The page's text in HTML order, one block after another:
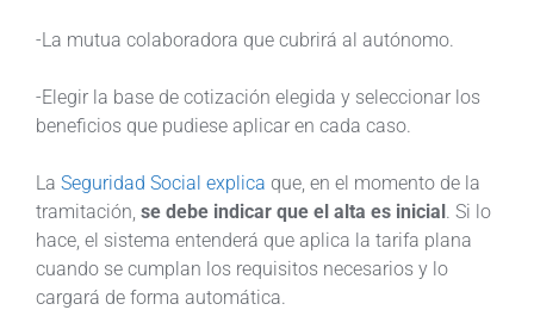
-La mutua colaboradora que cubrirá al autónomo.
-Elegir la base de cotización elegida y seleccionar los
beneficios que pudiese aplicar en cada caso.
La Seguridad Social explica que, en el momento de la
tramitación, se debe indicar que el alta es inicial. Si lo
hace, el sistema entenderá que aplica la tarifa plana
cuando se cumplan los requisitos necesarios y lo
cargará de forma automática.